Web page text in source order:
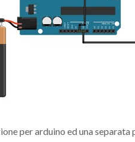
per arduino ed una separata